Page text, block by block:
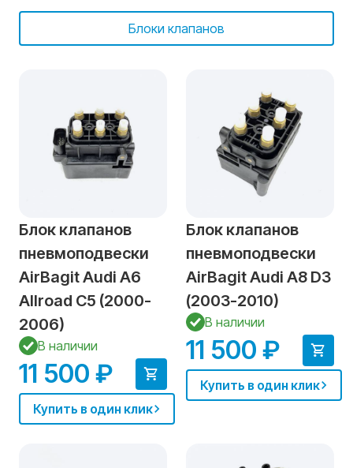
Блоки клапанов
Блок клапанов
пневмоподвески
AirBagit Audi A6
Allroad C5 (2000-
2006)
В наличии
11 500 ₽
Купить в один клик
Блок клапанов
пневмоподвески
AirBagit Audi A8 D3
(2003-2010)
В наличии
11 500 ₽
Купить в один клик